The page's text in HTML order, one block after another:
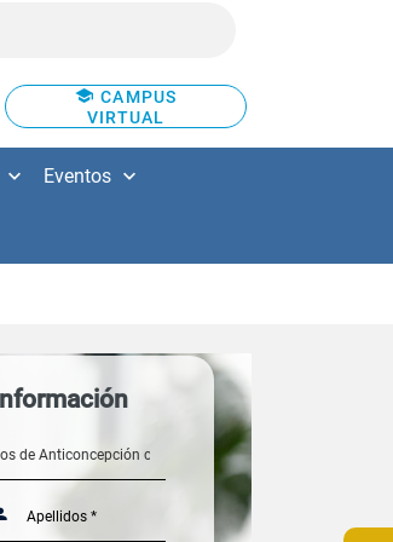
CAMPUS
VIRTUAL
Eventos